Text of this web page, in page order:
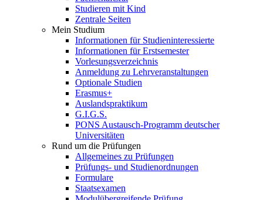
Studieren mit Kind
Zentrale Seiten
Mein Studium
Informationen für Studieninteressierte
Informationen für Erstsemester
Vorlesungsverzeichnis
Anmeldung zu Lehrveranstaltungen
Optionale Studien
Erasmus+
Auslandspraktikum
G.I.G.S.
PONS Austausch-Programm deutscher
Universitäten
Rund um die Prüfungen
Allgemeines zu Prüfungen
Prüfungs- und Studienordnungen
Formulare
Staatsexamen